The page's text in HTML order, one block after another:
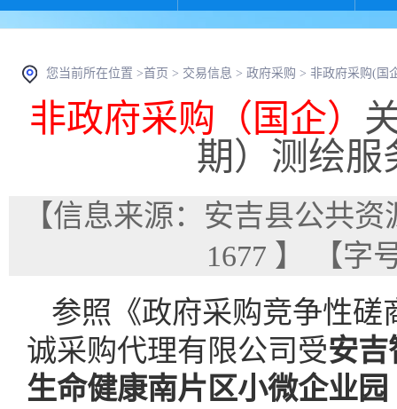
您当前所在位置 >首页 > 交易信息 > 政府采购 > 非政府采购(国
非政府采购（国企）
期）测绘服
【信息来源：安吉县公共
1677 】
【字
参照 《政府采购竞争性
诚采购代理有限公司受安吉
生命健康南片区小微企业